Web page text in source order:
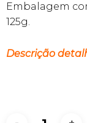
Embalagem
125g.
Descrição